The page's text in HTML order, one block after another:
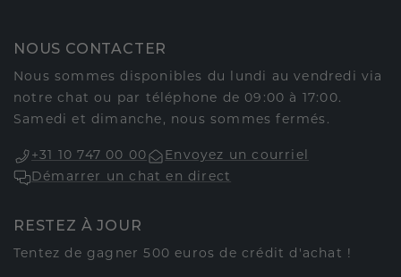
NOUS CONTACTER
Nous sommes disponibles du lundi au vendredi via
notre chat ou par téléphone de 09:00 à 17:00.
Samedi et dimanche, nous sommes fermés.
+31 10 747 00 00
Envoyez un courriel
Démarrer un chat en direct
RESTEZ À JOUR
Tentez de gagner 500 euros de crédit d'achat !